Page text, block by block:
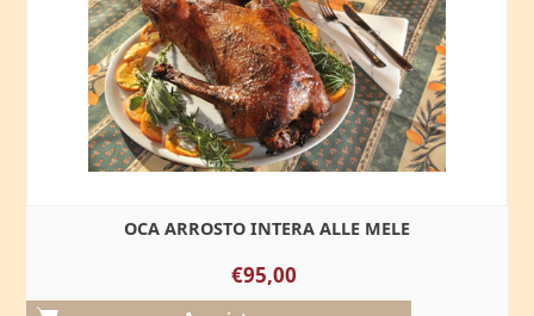
OCA ARROSTO INTERA ALLE MELE
€95,00